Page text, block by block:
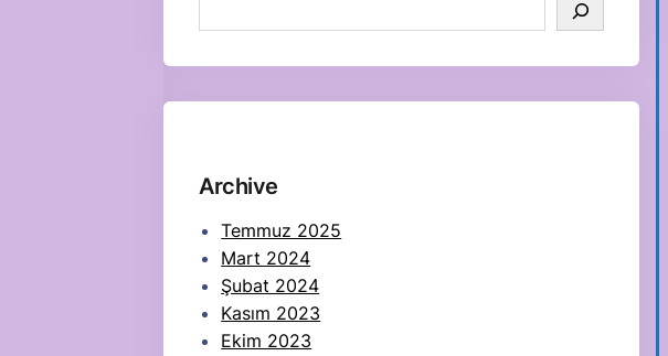
e
Archive
Temmuz 2025
Mart 2024
Şubat 2024
Kasım 2023
Ekim 2023